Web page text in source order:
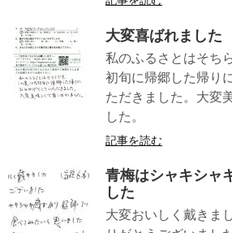
大変喜ばれました
私のふるさとはそち
初旬に帰郷した帰り
ただきました。大変
した
記事を読む
青梅はシャキシャ
した
大変おいしく戴きま